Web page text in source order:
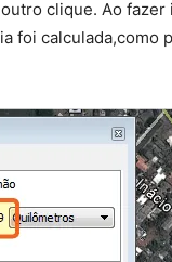
clique. Ao
foi calculada,como